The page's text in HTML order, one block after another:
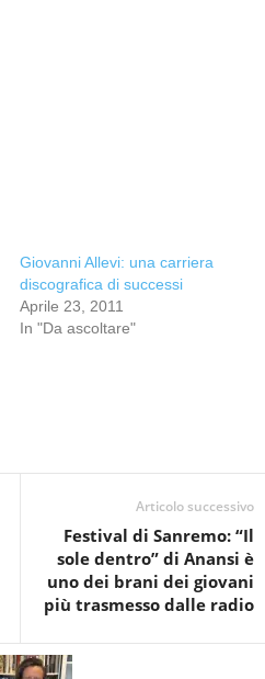
Giovanni Allevi: una carriera
discografica di successi
Aprile 23, 2011
In "Da ascoltare"
Articolo successivo
Festival di Sanremo: “Il
sole dentro” di Anansi è
uno dei brani dei giovani
più trasmesso dalle radio